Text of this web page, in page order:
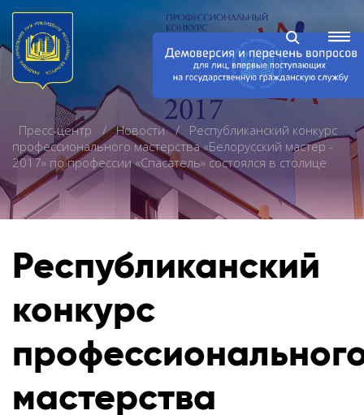
Пресс-центр Новости
Республиканский конкурс
профессионального мастерства «Белорусский мастер -
2017» по профессии «Спасатель» состоялся в столице
Республиканский
конкурс
мастерства